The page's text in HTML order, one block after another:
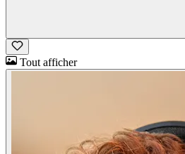
Tout afficher